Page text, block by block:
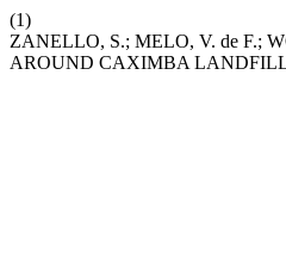
(1)
ZANELLO, S.; MELO, V. de F.;
AROUND CAXIMBA